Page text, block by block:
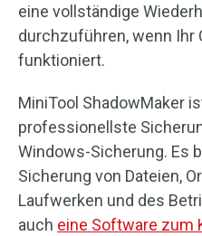
eine vollständige
durchzuführen, wenn Ihr
funktioniert.
MiniTool ShadowMaker
professionellste
Windows-Sicherung. Es
Sicherung von Dateien,
Laufwerken und des
auch eine Software zum